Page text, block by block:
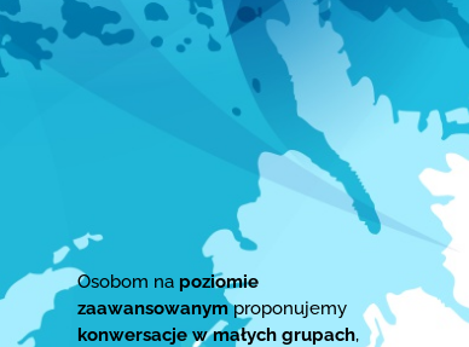
Osobom na poziomie
zaawansowanymproponujemy
konwersacje w małych grupach,